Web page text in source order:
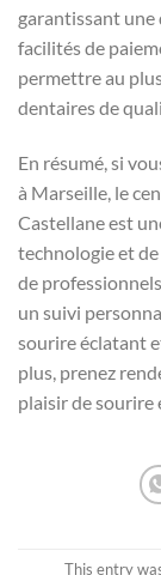
garantissant une
facilités de
permettre au
dentaires de
En résumé, si
à Marseille, le
Castellane est
technologie et
de
un suivi
sourire éclatant
plus, prenez
plaisir de sourire
This entry